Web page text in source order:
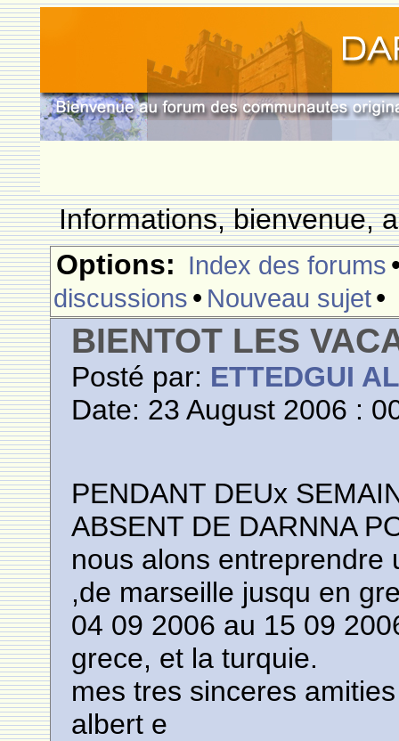
Informations, bienvenue,
Options: Index des forums
discussions • Nouveau sujet•
BIENTOT LES
Posté par: ETTEDGUI
Date: 23 August 2006 :
PENDANT DEUx
ABSENT DE DARNNA
nous alons entreprendre
,de marseille jusqu en
04 09 2006 au 15 09
grece, et la turquie.
mes tres sinceres amities
albert e